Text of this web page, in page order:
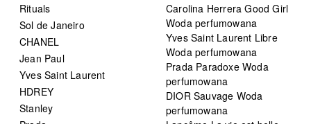
Rituals
Sol de Janeiro
CHANEL
Jean Paul
Yves Saint Laurent
HDREY
Stanley
Carolina Herrera Good Girl
Woda perfumowana
Yves Saint Laurent Libre
Woda perfumowana
Prada Paradoxe Woda
perfumowana
DIOR Sauvage Woda
perfumowana